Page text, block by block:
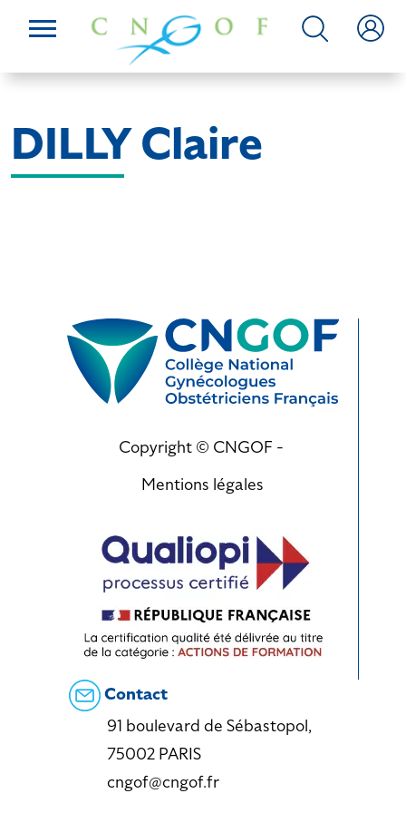
DILLY Claire
Copyright © CNGOF -
Mentions légales
Contact
91 boulevard de Sébastopol,
75002 PARIS
cngof@cngof.fr